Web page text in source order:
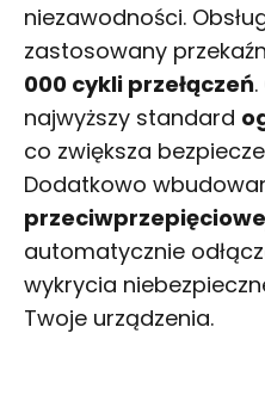
niezawodności.
zastosowany
000 cykli przełączeń
najwyższy standard
co zwiększa
Dodatkowo
automatycznie
wykrycia
Twoje urządzenia.